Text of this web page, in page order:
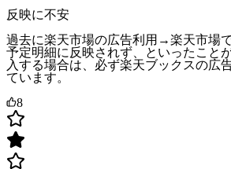
反映に不安
過去に楽天市場の広告利用→楽天市場
予定明細に反映されず、といったこと
入する場合は、必ず楽天ブックスの広
ています。
8